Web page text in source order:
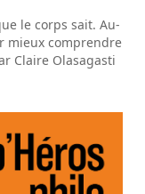
le corps sait. Au-
mieux comprendre
Claire Olasagasti